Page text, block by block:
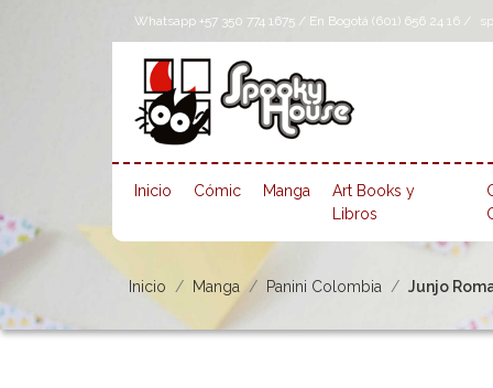
Whatsapp +57 350 774 1675 / En Bogotá (601) 656 24 16 /
Inicio Cómic Manga
Art Books y
Libros
Inicio Manga Panini Colombia Junjo